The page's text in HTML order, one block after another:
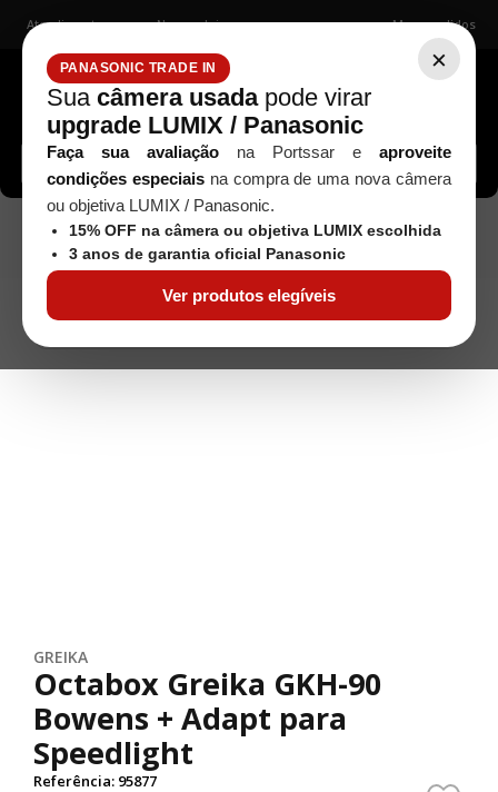
×
PANASONIC TRADE IN
Sua câmera usadapode virar
upgrade LUMIX / Panasonic
Faça sua avaliação na Portssar e aproveite
condições especiaisna compra de uma nova câmera
ou objetiva LUMIX / Panasonic.
15% OFF na câmera ou objetiva LUMIX escolhida
3 anos de garantia oficial Panasonic
Ver produtos elegíveis
Atendimento Nossas lojas Meus pedidos
Buscar câmeras, lentes, acessórios...
Estúdio / Iluminação
Acessórios para Iluminação
Modificadores
Octabox Greika GKH-90 Bowens + Adapt para
Speedlight
GREIKA
Octabox Greika GKH-90
Bowens + Adapt para
Speedlight
Referência: 95877